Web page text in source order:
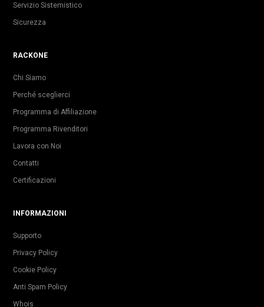
Servizio Sistemistico
Sicurezza
RACKONE
Chi Siamo
Perché sceglierci
Programma di Affiliazione
Programma Rivenditori
Lavora con Noi
Contatti
Certificazioni
INFORMAZIONI
Supporto
Privacy Policy
Cookie Policy
Anti Spam Policy
Whois